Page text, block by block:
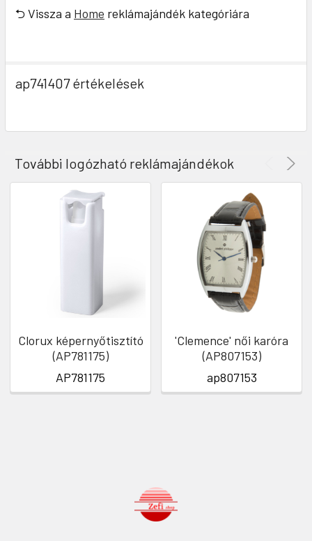
⮌ Vissza a Home reklámajándék kategóriára
ap741407 értékelések
További logózható reklámajándékok
Clorux képernyőtisztító
(AP781175)
AP781175
'Clemence' női karóra
(AP807153)
ap807153